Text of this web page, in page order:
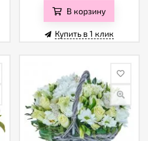
В корзину
Купить в 1 клик